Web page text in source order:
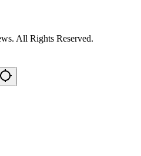
All Rights Reserved.